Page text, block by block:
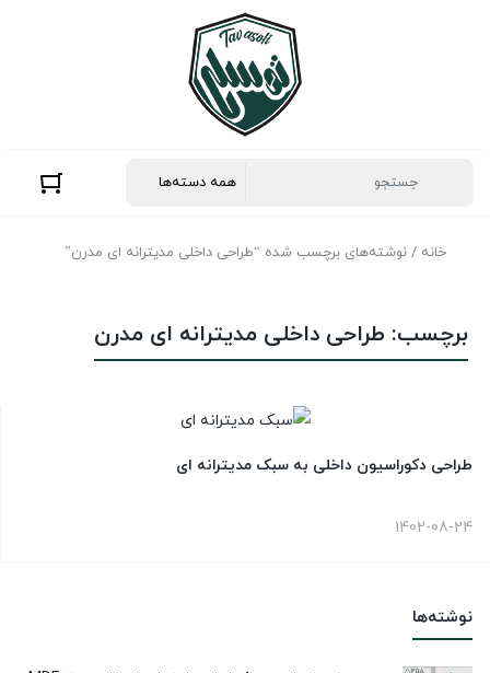
خانه / نوشته‌های برچسب شده “طراحی داخلی مدیترانه ای مدرن”
نوشته‌ها
برچسب: طراحی داخلی مدیترانه ای مدرن
طراحی دکوراسیون داخلی به سبک مدیترانه ای
1402-08-24